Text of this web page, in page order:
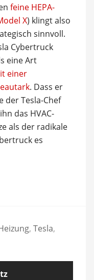
feine HEPA-
X) klingt also
sinnvoll.
Cybertruck
eine Art
einer
. Dass er
der Tesla-Chef
das HVAC-
als der radikale
es
, Tesla,